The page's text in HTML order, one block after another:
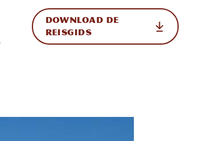
weergave in-/uitschakelen
DOWNLOAD DE
REISGIDS